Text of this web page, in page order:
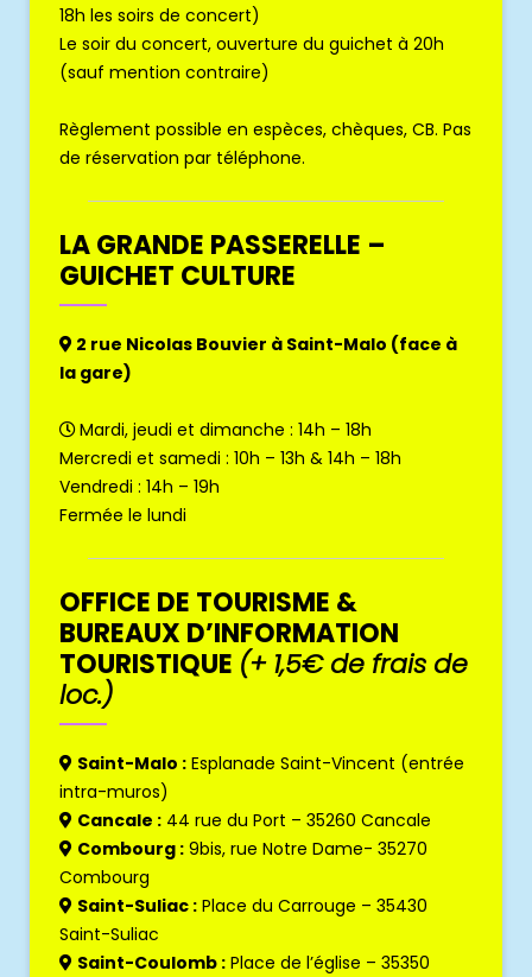
18h les soirs de concert)
Le soir du concert, ouverture du guichet à 20h
(sauf mention contraire)
Règlement possible en espèces, chèques, CB. Pas
de réservation par téléphone.
LA GRANDE PASSERELLE –
GUICHET CULTURE
2 rue Nicolas Bouvier à Saint-Malo (face à
la gare)
Mardi, jeudi et dimanche : 14h – 18h
Mercredi et samedi : 10h – 13h & 14h – 18h
Vendredi : 14h – 19h
Fermée le lundi
OFFICE DE TOURISME &
BUREAUX D’INFORMATION
TOURISTIQUE (+ 1,5€ de frais de
loc.)
Saint-Malo : Esplanade Saint-Vincent (entrée
intra-muros)
Cancale : 44 rue du Port – 35260 Cancale
Combourg : 9bis, rue Notre Dame- 35270
Combourg
Saint-Suliac : Place du Carrouge – 35430
Saint-Suliac
Saint-Coulomb : Place de l’église – 35350